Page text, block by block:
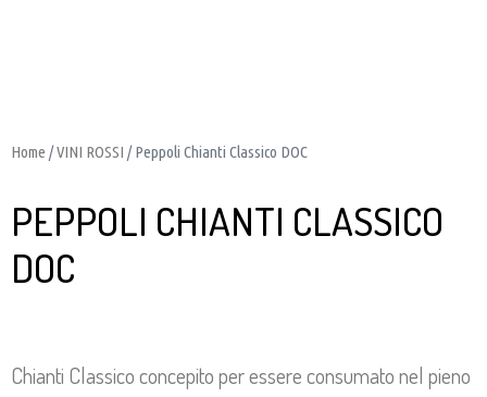
Home /VINI ROSSI / Peppoli Chianti Classico DOC
PEPPOLI CHIANTI CLASSICO
DOC
Chianti Classico concepito per essere consumato nel pieno